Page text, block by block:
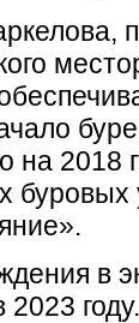
на 2018
буровых
в
году.